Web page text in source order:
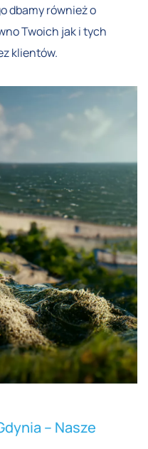
dbamy również o
Twoich jak i tych
klientów.
– Nasze